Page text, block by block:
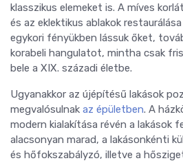
klasszikus elemeket is. A míves
és az eklektikus ablakok
egykori fényükben lássuk őket,
korabeli hangulatot, mintha csak
bele a XIX. századi életbe.
Ugyanakkor az újépítésű lakások
megvalósulnak az épületben. A
modern kialakítása révén a lakások
alacsonyan marad, a lakásonkénti
és hőfokszabályzó, illetve a